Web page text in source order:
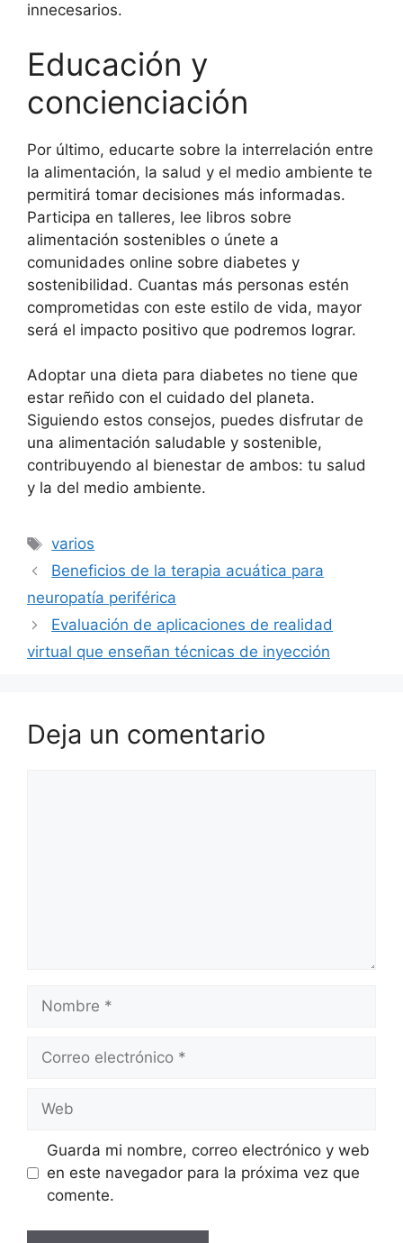
innecesarios.
Educación y
concienciación
Por último, educarte sobre la interrelación entre
la alimentación, la salud y el medio ambiente te
permitirá tomar decisiones más informadas.
Participa en talleres, lee libros sobre
alimentación sostenibles o únete a
comunidades online sobre diabetes y
sostenibilidad. Cuantas más personas estén
comprometidas con este estilo de vida, mayor
será el impacto positivo que podremos lograr.
Adoptar una dieta para diabetes no tiene que
estar reñido con el cuidado del planeta.
Siguiendo estos consejos, puedes disfrutar de
una alimentación saludable y sostenible,
contribuyendo al bienestar de ambos: tu salud
y la del medio ambiente.
Etiquetas
varios
Beneficios de la terapia acuática para
neuropatía periférica
Evaluación de aplicaciones de realidad
virtual que enseñan técnicas de inyección
Deja un comentario
Nombre
Correo
Web
Guarda mi nombre, correo electrónico y web
en este navegador para la próxima vez que
comente.